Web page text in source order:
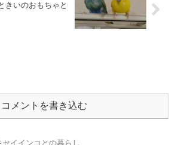
きいのおもちゃと
コメントを書き込む
セイインコとの暮らし